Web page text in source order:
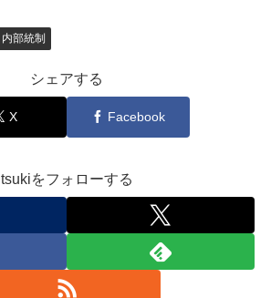
内部統制
シェアする
X Facebook
tsukiをフォローする